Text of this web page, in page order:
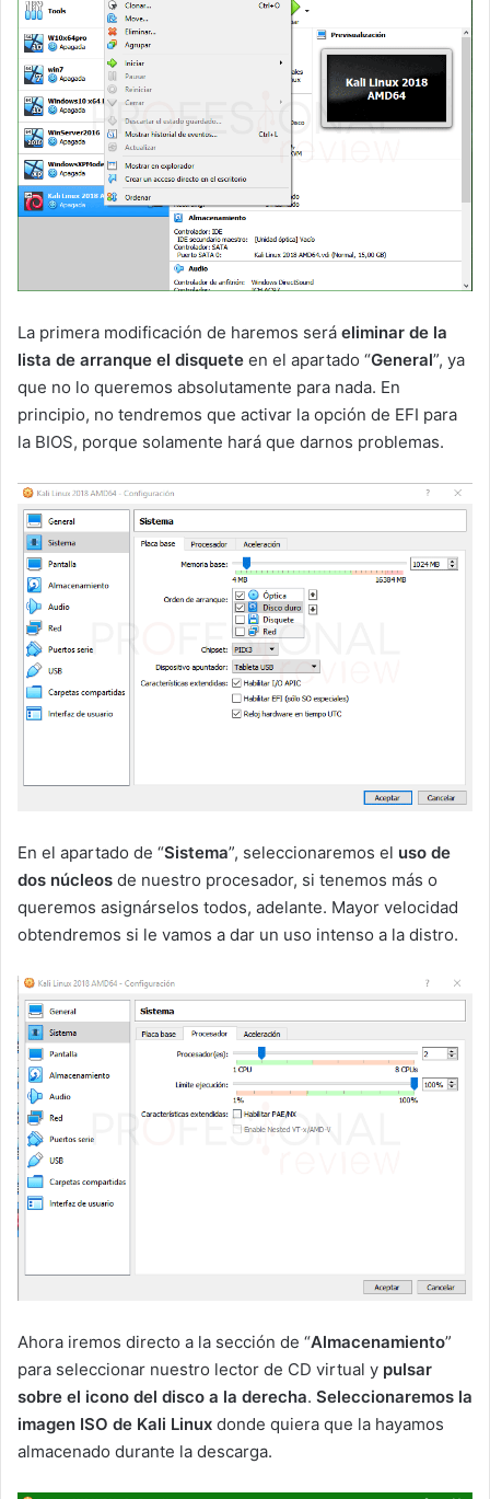
La primera modificación de haremos será eliminar de la
lista de arranque el disquete en el apartado “General”, ya
que no lo queremos absolutamente para nada. En
principio, no tendremos que activar la opción de EFI para
la BIOS, porque solamente hará que darnos problemas.
En el apartado de “Sistema”, seleccionaremos el uso de
dos núcleos de nuestro procesador, si tenemos más o
queremos asignárselos todos, adelante. Mayor velocidad
obtendremos si le vamos a dar un uso intenso a la distro.
Ahora iremos directo a la sección de “Almacenamiento”
para seleccionar nuestro lector de CD virtual y pulsar
sobre el icono del disco a la derecha. Seleccionaremos la
imagen ISO de Kali Linux donde quiera que la hayamos
almacenado durante la descarga.